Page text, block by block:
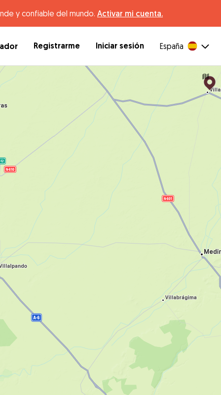
y confiable del mundo. Activar mi cuenta.
Registrarme Iniciar sesión España